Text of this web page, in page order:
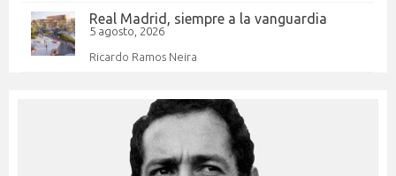
Real Madrid, siempre a la vanguardia
5 agosto, 2026
Ricardo Ramos Neira